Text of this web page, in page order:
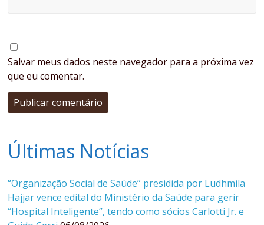
Salvar meus dados neste navegador para a próxima vez
que eu comentar.
Últimas Notícias
“Organização Social de Saúde” presidida por Ludhmila
Hajjar vence edital do Ministério da Saúde para gerir
“Hospital Inteligente”, tendo como sócios Carlotti Jr. e